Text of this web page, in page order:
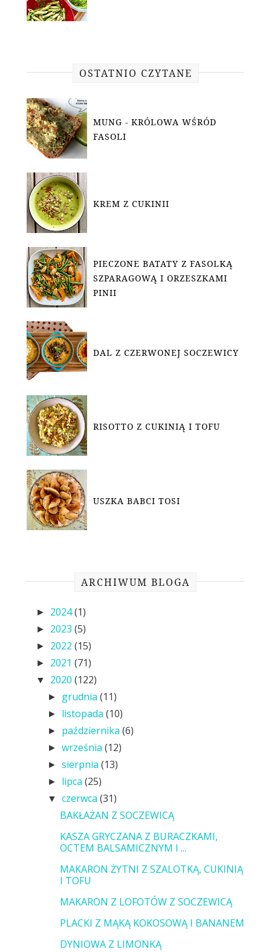
OSTATNIO CZYTANE
MUNG - KRÓLOWA WŚRÓD
FASOLI
KREM Z CUKINII
PIECZONE BATATY Z FASOLKĄ
SZPARAGOWĄ I ORZESZKAMI
PINII
DAL Z CZERWONEJ SOCZEWICY
RISOTTO Z CUKINIĄ I TOFU
USZKA BABCI TOSI
ARCHIWUM BLOGA
► 2024(1)
► 2023 (5)
► 2022 (15)
► 2021 (71)
▼ 2020 (122)
► grudnia(11)
► listopada(10)
► października(6)
►września(12)
►sierpnia(13)
► lipca(25)
▼czerwca(31)
BAKŁAŻAN Z SOCZEWICĄ
KASZA GRYCZANA Z BURACZKAMI,
OCTEM BALSAMICZNYM I ...
MAKARON ŻYTNI Z SZALOTKĄ, CUKINIĄ
I TOFU
MAKARON Z LOFOTÓW Z SOCZEWICĄ
PLACKI Z MĄKĄ KOKOSOWĄ I BANANEM
DYNIOWA Z LIMONKĄ